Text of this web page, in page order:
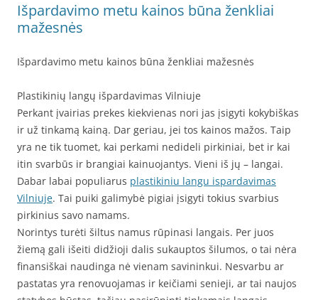
Išpardavimo metu kainos būna ženkliai
mažesnės
Išpardavimo metu kainos būna ženkliai mažesnės
Plastikinių langų išpardavimas Vilniuje
Perkant įvairias prekes kiekvienas nori jas įsigyti kokybiškas
ir už tinkamą kainą. Dar geriau, jei tos kainos mažos. Taip
yra ne tik tuomet, kai perkami nedideli pirkiniai, bet ir kai
itin svarbūs ir brangiai kainuojantys. Vieni iš jų – langai.
Dabar labai populiarus plastikiniu langu ispardavimas
Vilniuje. Tai puiki galimybė pigiai įsigyti tokius svarbius
pirkinius savo namams.
Norintys turėti šiltus namus rūpinasi langais. Per juos
žiemą gali išeiti didžioji dalis sukauptos šilumos, o tai nėra
finansiškai naudinga nė vienam savininkui. Nesvarbu ar
pastatas yra renovuojamas ir keičiami senieji, ar tai naujos